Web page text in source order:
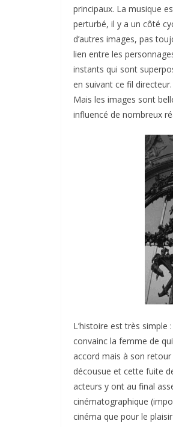
principaux. La musique
perturbé, il y a un côté
d’autres images, pas
lien entre les
instants qui sont
en suivant ce fil
Mais les images sont
influencé de nombreux
L’histoire est très
convainc la femme de
accord mais à son
décousue et cette fuite
acteurs y ont au final
cinématographique
cinéma que pour le